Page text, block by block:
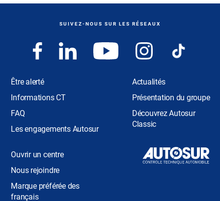
SUIVEZ-NOUS SUR LES RÉSEAUX
Être alerté
Informations CT
FAQ
Les engagements Autosur
Actualités
Présentation du groupe
Découvrez Autosur
Classic
Ouvrir un centre
Nous rejoindre
Marque préférée des
français